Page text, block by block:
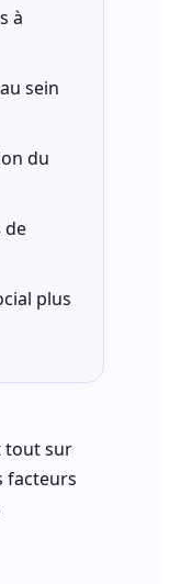
à
sein
du
de
plus
tout sur
facteurs